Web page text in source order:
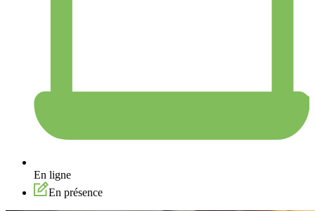
En ligne
En présence